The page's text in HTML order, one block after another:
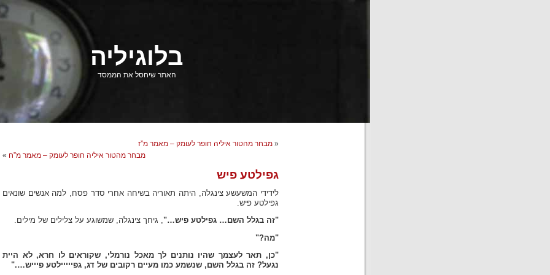
בלוגיליה
האתר שיחסל את הממסד
« מבחר מהטור איליה חופר לעומק – מאמר מ”ז
מבחר מהטור איליה חופר לעומק – מאמר מ”ח »
גפילטע פיש
לידידי המשעשע צינגלה, היתה תאוריה בשיחה אחרי סדר פסח, למה אנשים שונאים
גפילטע פיש.
"זה בגלל השם… גפילטע פיש…"
, גיחך צינגלה, שמשוגע על צלילים של מילים.
"מה?"
"כן, תאר לעצמך שהיו נותנים לך מאכל נורמלי, שקוראים לו חרא, לא היית
נגעל? זה בגלל השם, שנשמע כמו מעיים רקובים של דג, גפייייילטע פיייש…."